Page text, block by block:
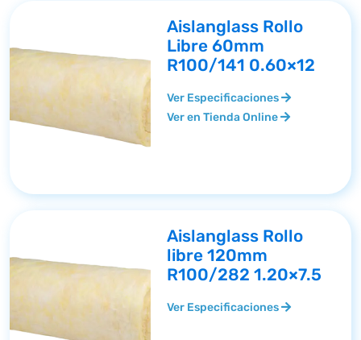
Aislanglass Rollo
Libre 60mm
R100/141 0.60×12
Ver Especificaciones
Ver en Tienda Online
Aislanglass Rollo
libre 120mm
R100/282 1.20×7.5
Ver Especificaciones